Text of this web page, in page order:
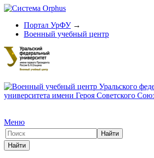
Портал УрФУ→
Военный учебный центр
Меню